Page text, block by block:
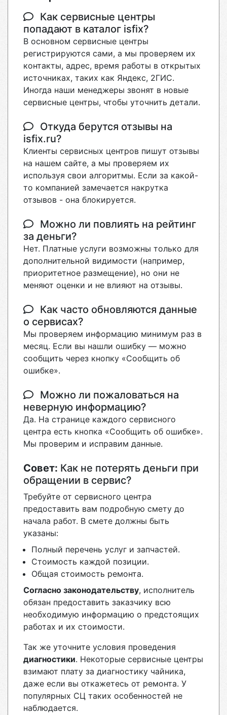
Как сервисные центры
попадают в каталог isfix?
В основном сервисные центры
регистрируются сами, а мы проверяем их
контакты, адрес, время работы в открытых
источниках, таких как Яндекс, 2ГИС.
Иногда наши менеджеры звонят в новые
сервисные центры, чтобы уточнить детали.
Откуда берутся отзывы на
isfix.ru?
Клиенты сервисных центров пишут отзывы
на нашем сайте, а мы проверяем их
используя свои алгоритмы. Если за какой-
то компанией замечается накрутка
отзывов - она блокируется.
Можно ли повлиять на рейтинг
за деньги?
Нет. Платные услуги возможны только для
дополнительной видимости (например,
приоритетное размещение), но они не
меняют оценки и не влияют на отзывы.
Как часто обновляются данные
о сервисах?
Мы проверяем информацию минимум раз в
месяц. Если вы нашли ошибку — можно
сообщить через кнопку «Сообщить об
ошибке».
Можно ли пожаловаться на
неверную информацию?
Да. На странице каждого сервисного
центра есть кнопка «Сообщить об ошибке».
Мы проверим и исправим данные.
Совет: Как не потерять деньги при
обращении в сервис?
Требуйте от сервисного центра
предоставить вам подробную смету до
начала работ. В смете должны быть
указаны:
Полный перечень услуг и запчастей.
Стоимость каждой позиции.
Общая стоимость ремонта.
Согласно законодательству, исполнитель
обязан предоставить заказчику всю
необходимую информацию о предстоящих
работах и их стоимости.
Так же уточните условия проведения
диагностики. Некоторые сервисные центры
взимают плату за диагностику чайника,
даже если вы откажетесь от ремонта. У
популярных СЦ таких особенностей не
наблюдается.